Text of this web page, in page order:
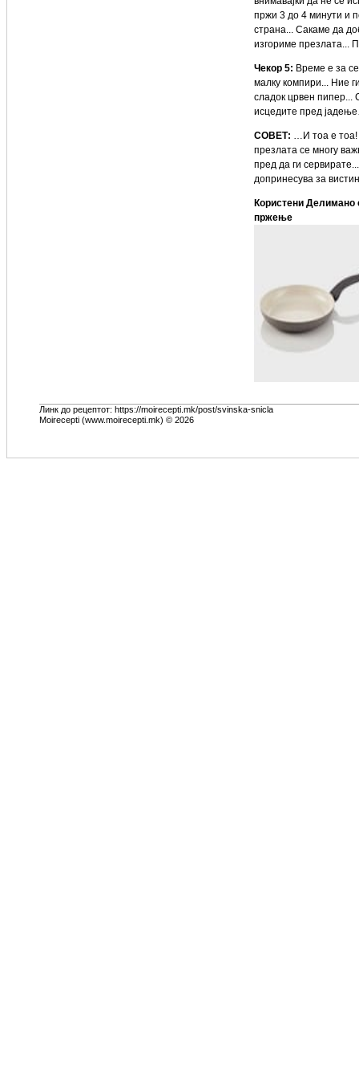
пржи 3 до 4 минути и
страна... Сакаме да
изгориме презлата...
Чекор 5: Време е за
малку компири... Ние
сладок црвен пипер...
исцедите пред
СОВЕТ: …И тоа е тоа!
презлата се многу
пред да ги
допринесува за
Користени Делимано
пржење
Линк до рецептот: https://moirecepti.mk/post/svinska-snicla
Moirecepti (www.moirecepti.mk) © 2026